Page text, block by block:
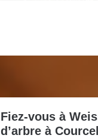
Fiez-vous à
d’arbre à